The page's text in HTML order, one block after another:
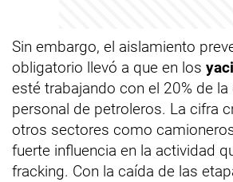
Sin embargo, el aislamiento
obligatorio llevó a que en los
esté trabajando con el 20% de
personal de petroleros. La cifra
otros sectores como
fuerte influencia en la actividad
fracking. Con la caída de las